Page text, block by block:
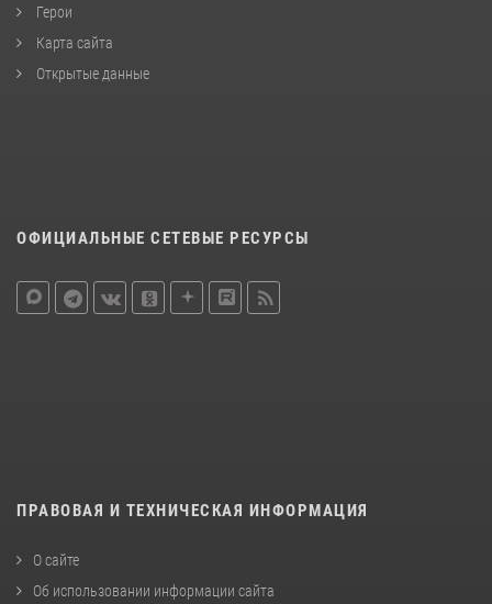
Герои
Карта сайта
Открытые данные
ОФИЦИАЛЬНЫЕ СЕТЕВЫЕ РЕСУРСЫ
ПРАВОВАЯ И ТЕХНИЧЕСКАЯ ИНФОРМАЦИЯ
О сайте
Об использовании информации сайта